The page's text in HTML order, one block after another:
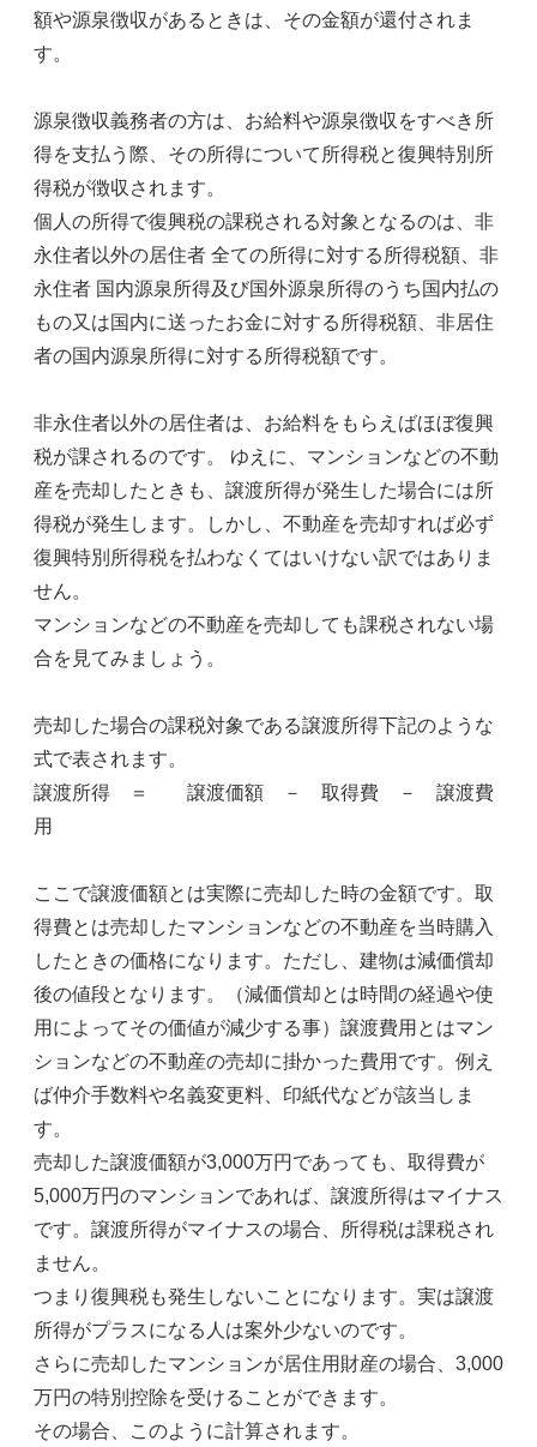
額や源泉徴収があるときは、その金額が還付されま
す。
源泉徴収義務者の方は、お給料や源泉徴収をすべき所
得を支払う際、その所得について所得税と復興特別所
得税が徴収されます。
個人の所得で復興税の課税される対象となるのは、非
永住者以外の居住者 全ての所得に対する所得税額、非
永住者 国内源泉所得及び国外源泉所得のうち国内払の
もの又は国内に送ったお金に対する所得税額、非居住
者の国内源泉所得に対する所得税額です。
非永住者以外の居住者は、お給料をもらえばほぼ復興
税が課されるのです。 ゆえに、マンションなどの不動
産を売却したときも、譲渡所得が発生した場合には所
得税が発生します。しかし、不動産を売却すれば必ず
復興特別所得税を払わなくてはいけない訳ではありま
せん。
マンションなどの不動産を売却しても課税されない場
合を見てみましょう。
売却した場合の課税対象である譲渡所得下記のような
式で表されます。
譲渡所得 ＝ 譲渡価額 － 取得費 － 譲渡費
用
ここで譲渡価額とは実際に売却した時の金額です。取
得費とは売却したマンションなどの不動産を当時購入
したときの価格になります。ただし、建物は減価償却
後の値段となります。（減価償却とは時間の経過や使
用によってその価値が減少する事）譲渡費用とはマン
ションなどの不動産の売却に掛かった費用です。例え
ば仲介手数料や名義変更料、印紙代などが該当しま
す。
売却した譲渡価額が3,000万円であっても、取得費が
5,000万円のマンションであれば、譲渡所得はマイナス
です。譲渡所得がマイナスの場合、所得税は課税され
ません。
つまり復興税も発生しないことになります。実は譲渡
所得がプラスになる人は案外少ないのです。
さらに売却したマンションが居住用財産の場合、3,000
万円の特別控除を受けることができます。
その場合、このように計算されます。